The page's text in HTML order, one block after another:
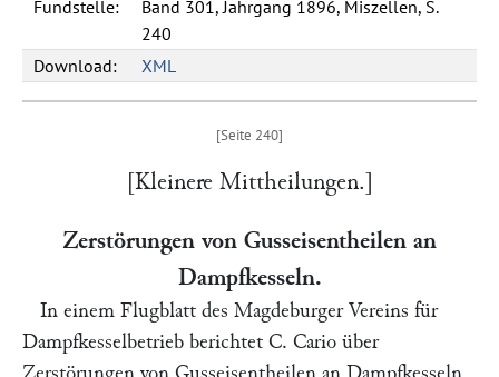
Fundstelle:
Band 301, Jahrgang 1896, Miszellen, S.
240
Download:
XML
[Kleinere Mittheilungen.]
Zerstörungen von Gusseisentheilen an
Dampfkesseln.
In einem Flugblatt des Magdeburger Vereins für
Dampfkesselbetrieb berichtet C. Cario über